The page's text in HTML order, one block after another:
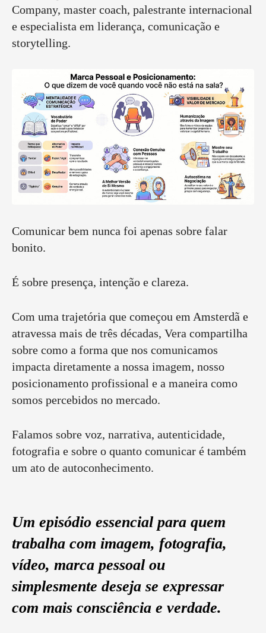
Company, master coach, palestrante internacional
e especialista em liderança, comunicação e
storytelling.
Comunicar bem nunca foi apenas sobre falar
bonito.
É sobre presença, intenção e clareza.
Com uma trajetória que começou em Amsterdã e
atravessa mais de três décadas, Vera compartilha
sobre como a forma que nos comunicamos
impacta diretamente a nossa imagem, nosso
posicionamento profissional e a maneira como
somos percebidos no mercado.
Falamos sobre voz, narrativa, autenticidade,
fotografia e sobre o quanto comunicar é também
um ato de autoconhecimento.
Um episódio essencial para quem
trabalha com imagem, fotografia,
vídeo, marca pessoal ou
simplesmente deseja se expressar
com mais consciência e verdade.